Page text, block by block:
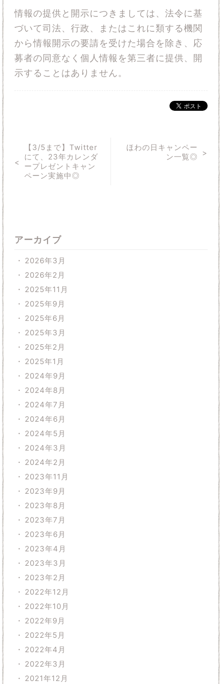
情報の提供と開示につきましては、法令に基
づいて司法、行政、またはこれに類する機関
から情報開示の要請を受けた場合を除き、応
募者の同意なく個人情報を第三者に提供、開
示することはありません。
【3/5まで】Twitter
にて、23年カレンダ
ープレゼントキャン
ペーン実施中◎
ほわの日キャンペー
ン一覧◎
アーカイブ
2026年3月
2026年2月
2025年11月
2025年9月
2025年6月
2025年3月
2025年2月
2025年1月
2024年9月
2024年8月
2024年7月
2024年6月
2024年5月
2024年3月
2024年2月
2023年11月
2023年9月
2023年8月
2023年7月
2023年6月
2023年4月
2023年3月
2023年2月
2022年12月
2022年10月
2022年9月
2022年5月
2022年4月
2022年3月
2021年12月